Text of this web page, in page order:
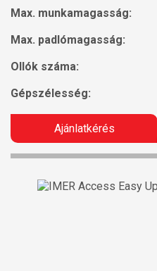
Max. munkamagasság:
Max. padlómagasság:
Ollók száma:
Gépszélesség:
Ajánlatkérés